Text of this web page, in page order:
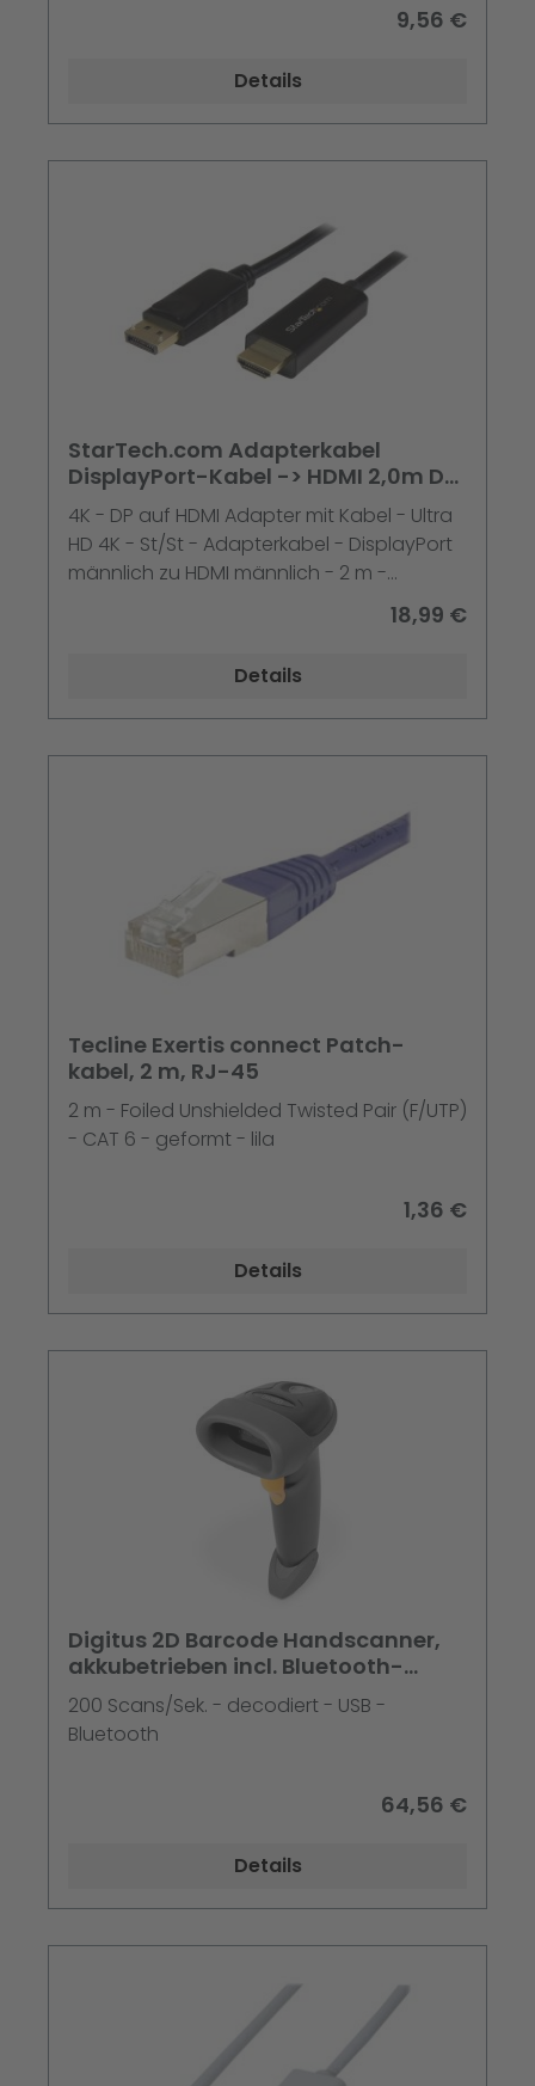
9,56 €
Details
StarTech.com Adapterkabel
DisplayPort-Kabel -> HDMI 2,0m DP
auf HDMI Adapter mit Kabel - Ultr
4K - DP auf HDMI Adapter mit Kabel - Ultra
HD 4K - St/St - Adapterkabel - DisplayPort
männlich zu HDMI männlich - 2 m -
Schwarz - 4K Unterstützung - für P/N:
DK30CHDDPPD - DK30CHDPPDUE
18,99 €
Details
Tecline Exertis connect Patch-
kabel, 2 m, RJ-45
2 m - Foiled Unshielded Twisted Pair (F/UTP)
- CAT 6 - geformt - lila
1,36 €
Details
Digitus 2D Barcode Handscanner,
akkubetrieben incl. Bluetooth-
Empfänger (USB A)
200 Scans/Sek. - decodiert - USB -
Bluetooth
64,56 €
Details